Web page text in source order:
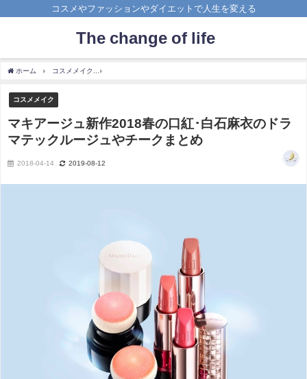
コスメやファッションやダイエットで人生を変える
The change of life
ホーム コスメメイク
コスメメイク
マキアージュ新作2018春の口紅･白石麻衣のドラ
マテックルージュやチークまとめ
2018-04-14 2019-08-12